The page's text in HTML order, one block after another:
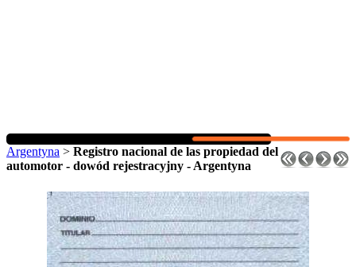
Argentyna > Registro nacional de las propiedad del
automotor - dowód rejestracyjny - Argentyna